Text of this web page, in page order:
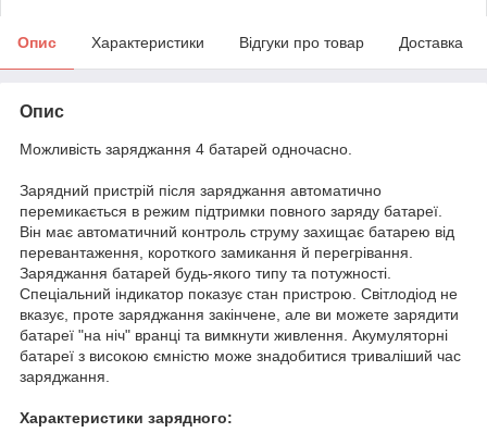
Опис Характеристики Відгуки про товар Доставка
Опис
Можливість заряджання 4 батарей одночасно.
Зарядний пристрій після заряджання автоматично
перемикається в режим підтримки повного заряду батареї.
Він має автоматичний контроль струму захищає батарею від
перевантаження, короткого замикання й перегрівання.
Заряджання батарей будь-якого типу та потужності.
Спеціальний індикатор показує стан пристрою. Світлодіод не
вказує, проте заряджання закінчене, але ви можете зарядити
батареї "на ніч" вранці та вимкнути живлення. Акумуляторні
батареї з високою ємністю може знадобитися триваліший час
заряджання.
Характеристики зарядного: